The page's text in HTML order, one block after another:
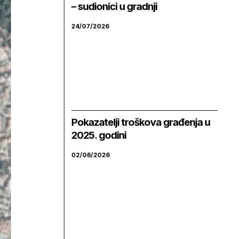
– sudionici u gradnji
24/07/2026
Pokazatelji troškova građenja u
2025. godini
02/06/2026